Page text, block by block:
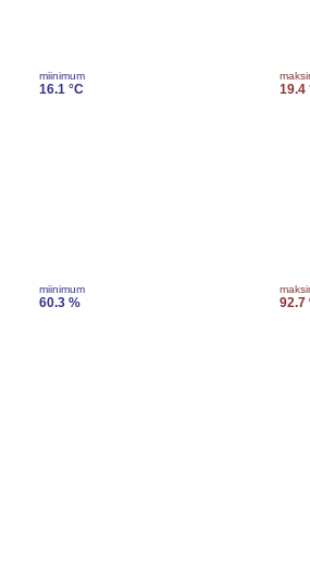
miinimum
16.1 °C 19.4
miinimum
60.3 % 92.7